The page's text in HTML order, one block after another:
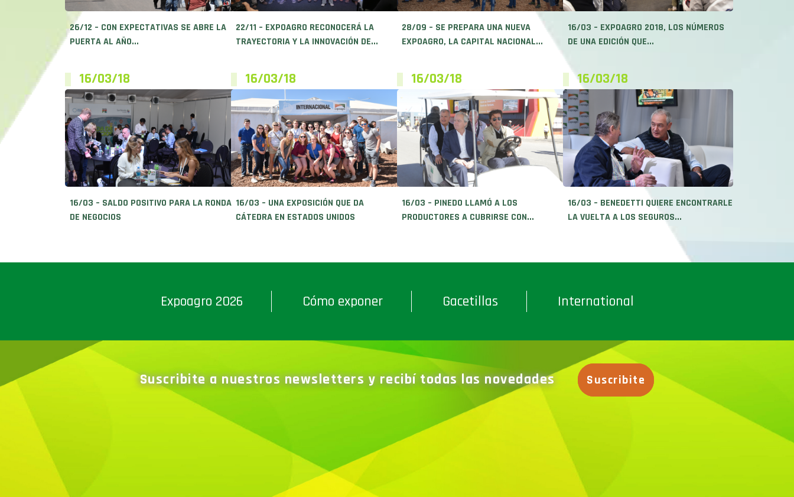
26/12 – CON EXPECTATIVAS SE ABRE LA
PUERTA AL AÑO...
22/11 – EXPOAGRO RECONOCERÁ LA
TRAYECTORIA Y LA INNOVACIÓN DE...
28/09 – SE PREPARA UNA NUEVA
EXPOAGRO, LA CAPITAL NACIONAL...
16/03 – EXPOAGRO 2018, LOS NÚMEROS
DE UNA EDICIÓN QUE...
16/03/18
16/03 – SALDO POSITIVO PARA LA RONDA
DE NEGOCIOS
16/03/18
16/03 – UNA EXPOSICIÓN QUE DA
CÁTEDRA EN ESTADOS UNIDOS
16/03/18
16/03 – PINEDO LLAMÓ A LOS
PRODUCTORES A CUBRIRSE CON...
16/03/18
16/03 – BENEDETTI QUIERE ENCONTRARLE
LA VUELTA A LOS SEGUROS...
Expoagro 2026 Cómo exponer Gacetillas International
Suscribite a nuestros newsletters y recibí todas las novedades Suscribite